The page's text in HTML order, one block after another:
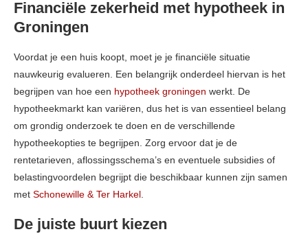
Financiële zekerheid met hypotheek in
Groningen
Voordat je een huis koopt, moet je je financiële situatie
nauwkeurig evalueren. Een belangrijk onderdeel hiervan is het
begrijpen van hoe een hypotheek groningen werkt. De
hypotheekmarkt kan variëren, dus het is van essentieel belang
om grondig onderzoek te doen en de verschillende
hypotheekopties te begrijpen. Zorg ervoor dat je de
rentetarieven, aflossingsschema’s en eventuele subsidies of
belastingvoordelen begrijpt die beschikbaar kunnen zijn samen
met Schonewille & Ter Harkel
De juiste buurt kiezen